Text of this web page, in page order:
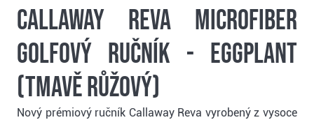
Callaway Reva Microfiber
golfový ručník - eggplant
(tmavě růžový)
Nový prémiový ručník Callaway Reva vyrobený z vysoce